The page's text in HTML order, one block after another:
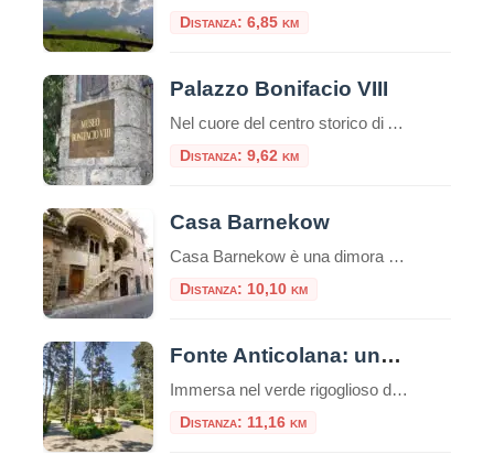
Distanza: 6,85 km
Palazzo Bonifacio VIII
Nel cuore del centro storico di Anagni, la città dei Papi, sorge un edificio che ha segnato la storia della Chiesa e dell’Europa medievale: Palazzo Bonifacio VIII. Questo palazzo, un tempo residenza papale, è diventato celebre per un episodio che ha scosso la cristianità: lo Schiaffo di Anagni. Un po’ di storia Il palazzo risale […]
Distanza: 9,62 km
Casa Barnekow
Casa Barnekow è una dimora storica di Anagni.Si trova di fronte alla chiesa di Sant’Andrea.L’edificio, edificato sotto il pontificato del Papa anagnino Gregorio IX, è un esempio unico di architettura medioevale. Storia di Casa Barnekow Un documento del 1280 fa risalire la prima prorietà della dimora ad un certo Stefano Thomasi de Cinzio.Tuttavia, successivamente, altri […]
Distanza: 10,10 km
Fonte Anticolana: una parentesi di benessere tra la natura e storia
Immersa nel verde rigoglioso del Lazio, la Fonte Anticolana di Fiuggi rappresenta un connubio perfetto tra benessere termale, natura incontaminata e intrattenimento. Se la vicina Fonte Bonifacio VIII è storicamente consacrata alla cura del corpo e alla sacralità della tradizione, la Fonte Anticolana (conosciuta anche come “Fonte Nuova”) si presenta come il polmone verde e […]
Distanza: 11,16 km